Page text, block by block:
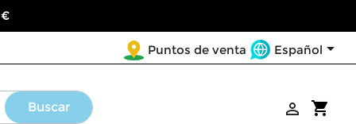
Puntos de venta Español
Buscar shopping_cart
